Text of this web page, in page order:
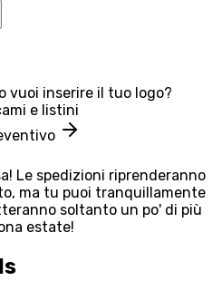
vuoi inserire il tuo logo?
e listini
Le spedizioni riprenderanno
ma tu puoi tranquillamente
soltanto un po' di più
estate!